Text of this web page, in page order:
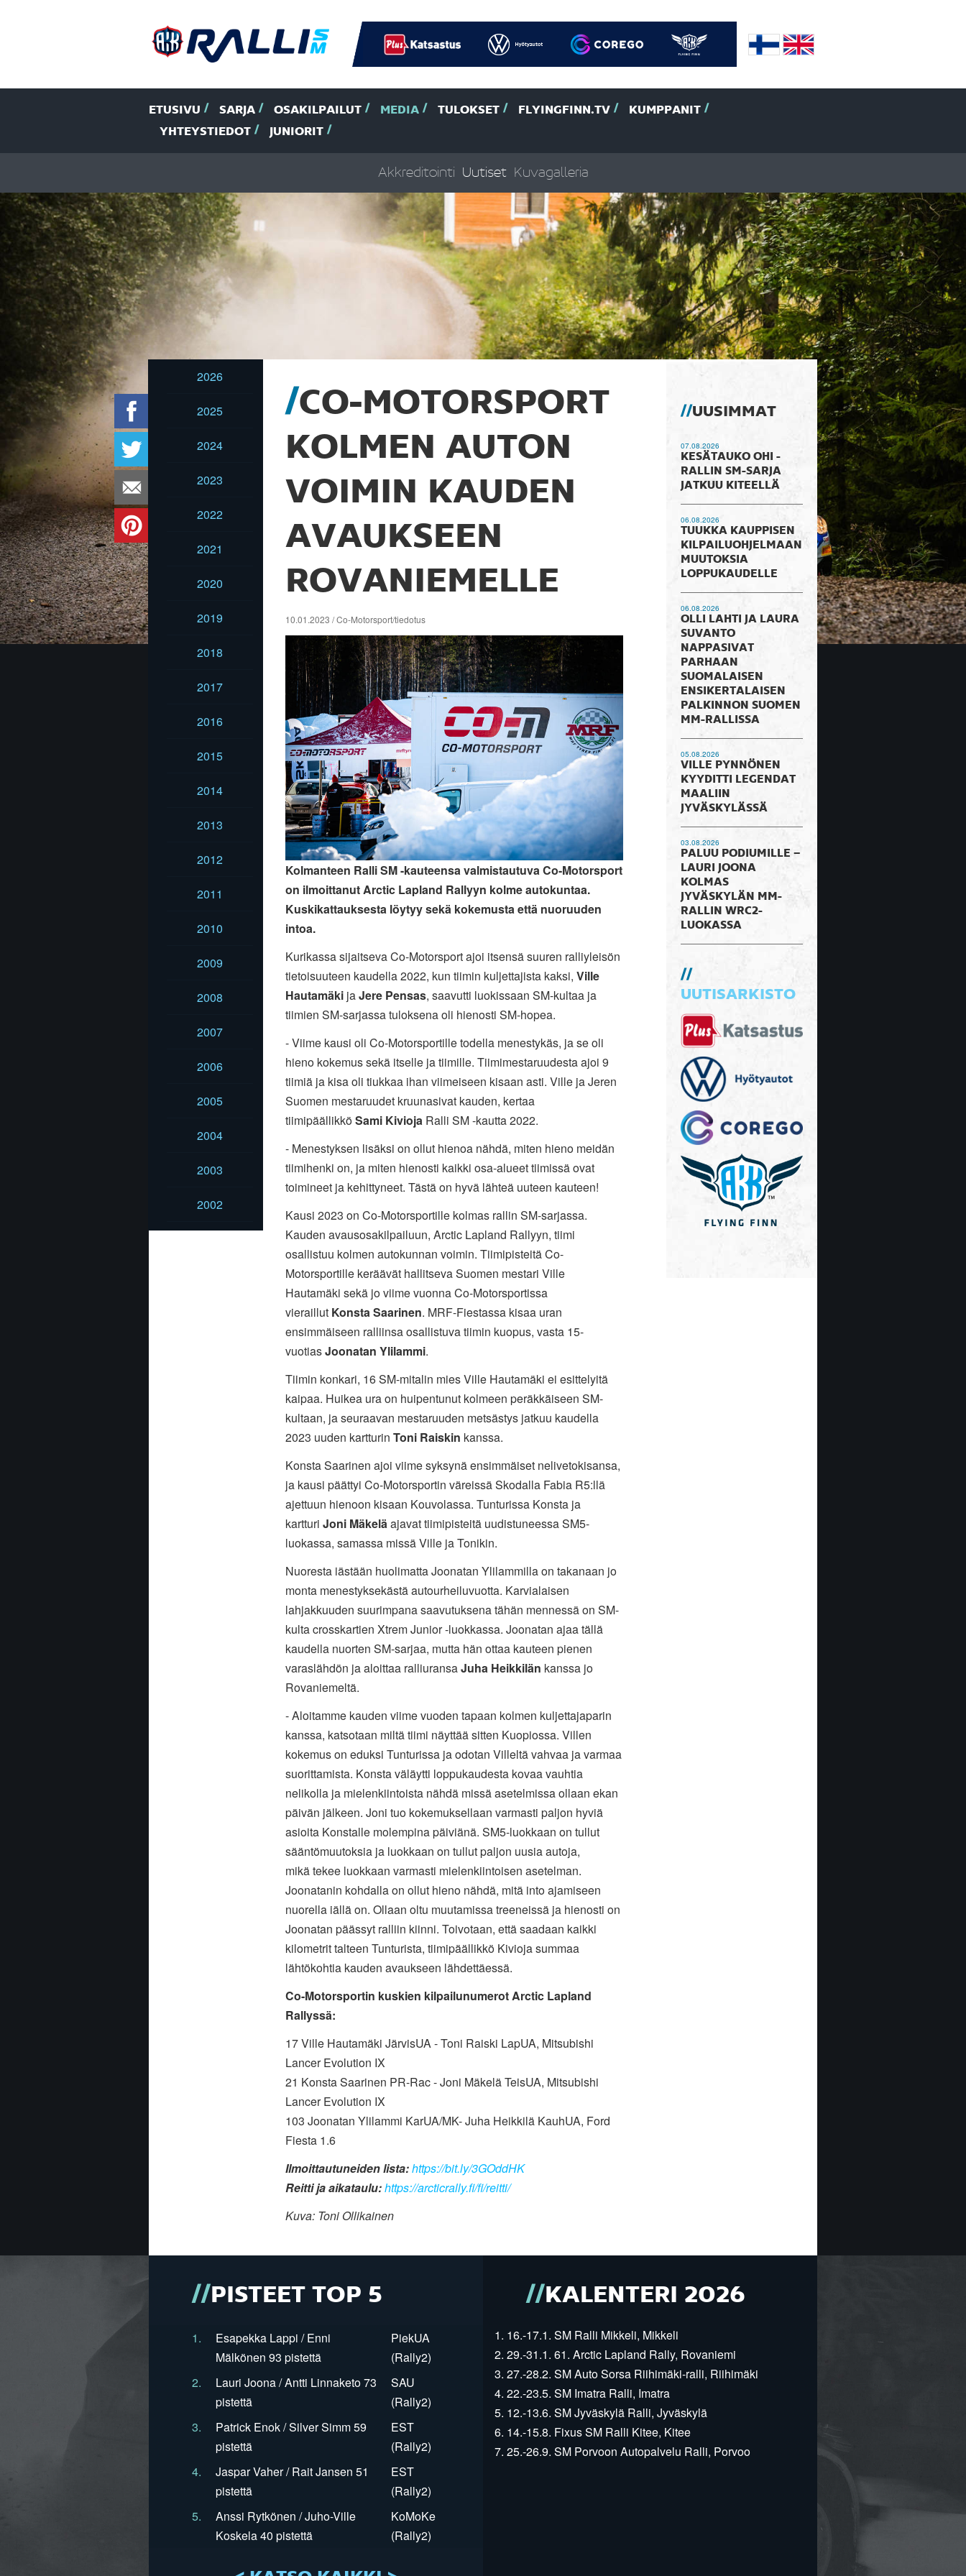
ETUSIVU SARJA OSAKILPAILUT MEDIA TULOKSET FLYINGFINN.TV
KUMPPANIT
YHTEYSTIEDOT
JUNIORIT
Akkreditointi Uutiset Kuvagalleria
2026
2025
2024
2023
2022
2021
2020
2019
2018
2017
2016
2015
2014
2013
2012
2011
2010
2009
2008
2007
2006
2005
2004
2003
2002
CO-MOTORSPORT
KOLMEN AUTON
VOIMIN KAUDEN
AVAUKSEEN
ROVANIEMELLE
10.01.2023 / Co-Motorsport/tiedotus
Kolmanteen Ralli SM -kauteensa valmistautuva Co-Motorsport
on ilmoittanut Arctic Lapland Rallyyn kolme autokuntaa.
Kuskikattauksesta löytyy sekä kokemusta että nuoruuden
intoa.
Kurikassa sijaitsevaCo-Motorsport ajoi itsensä suuren ralliyleisön
tietoisuuteen kaudella 2022, kun tiimin kuljettajista kaksi, Ville
HautamäkijaJere Pensas, saavutti luokissaan SM-kultaa ja
tiimien SM-sarjassa tuloksena oli hienosti SM-hopea.
- Viime kausi oli Co-Motorsportille todella menestykäs, ja se oli
hieno kokemus sekä itselle ja tiimille. Tiimimestaruudesta ajoi 9
tiimiä ja kisa oli tiukkaa ihan viimeiseen kisaan asti. Ville ja Jeren
Suomen mestaruudet kruunasivat kauden, kertaa
tiimipäällikköSami Kivioja Ralli SM -kautta 2022.
- Menestyksen lisäksi on ollut hienoa nähdä, miten hieno meidän
tiimihenki on, ja miten hienosti kaikki osa-alueet tiimissä ovat
toimineet ja kehittyneet. Tästä on hyvä lähteä uuteen kauteen!
Kausi 2023 on Co-Motorsportille kolmas rallin SM-sarjassa.
Kauden avausosakilpailuun, Arctic Lapland Rallyyn, tiimi
osallistuu kolmen autokunnan voimin. Tiimipisteitä Co-
Motorsportille keräävät hallitseva Suomen mestari Ville
Hautamäki sekä jo viime vuonna Co-Motorsportissa
vieraillut Konsta Saarinen. MRF-Fiestassa kisaa uran
ensimmäiseen ralliinsa osallistuva tiimin kuopus, vasta 15-
vuotiasJoonatan Ylilammi.
Tiimin konkari, 16 SM-mitalin mies Ville Hautamäki ei esittelyitä
kaipaa. Huikea ura on huipentunut kolmeen peräkkäiseen SM-
kultaan, ja seuraavan mestaruuden metsästys jatkuu kaudella
2023 uuden kartturin Toni Raiskin kanssa.
Konsta Saarinen ajoi viime syksynä ensimmäiset nelivetokisansa,
ja kausi päättyi Co-Motorsportin väreissä Skodalla Fabia R5:llä
ajettuun hienoon kisaan Kouvolassa. Tunturissa Konsta ja
kartturi Joni Mäkelä ajavat tiimipisteitä uudistuneessa SM5-
luokassa, samassa missä Ville ja Tonikin.
Nuoresta iästään huolimatta Joonatan Ylilammilla on takanaan jo
monta menestyksekästä autourheiluvuotta. Karvialaisen
lahjakkuuden suurimpana saavutuksena tähän mennessä on SM-
kulta crosskartien Xtrem Junior -luokkassa. Joonatan ajaa tällä
kaudella nuorten SM-sarjaa, mutta hän ottaa kauteen pienen
varaslähdön ja aloittaa ralliuransaJuha Heikkilän kanssa jo
Rovaniemeltä.
- Aloitamme kauden viime vuoden tapaan kolmen kuljettajaparin
kanssa, katsotaan miltä tiimi näyttää sitten Kuopiossa. Villen
kokemus on eduksi Tunturissa ja odotan Villeltä vahvaa ja varmaa
suorittamista. Konsta väläytti loppukaudesta kovaa vauhtia
nelikolla ja mielenkiintoista nähdä missä asetelmissa ollaan ekan
päivän jälkeen. Joni tuo kokemuksellaan varmasti paljon hyviä
asioita Konstalle molempina päiviänä. SM5-luokkaan on tullut
sääntömuutoksia ja luokkaan on tullut paljon uusia autoja,
mikä tekee luokkaan varmasti mielenkiintoisen asetelman.
Joonatanin kohdalla on ollut hieno nähdä, mitä into ajamiseen
nuorella iällä on. Ollaan oltu muutamissa treeneissä ja hienosti on
Joonatan päässyt ralliin kiinni. Toivotaan, että saadaan kaikki
kilometrit talteen Tunturista, tiimipäällikkö Kivioja summaa
lähtökohtia kauden avaukseen lähdettäessä.
Co-Motorsportin kuskien kilpailunumerot Arctic Lapland
Rallyssä:
17 Ville Hautamäki JärvisUA - Toni Raiski LapUA, Mitsubishi
Lancer Evolution IX
21 Konsta Saarinen PR-Rac - Joni Mäkelä TeisUA, Mitsubishi
Lancer Evolution IX
103 Joonatan Ylilammi KarUA/MK- Juha Heikkilä KauhUA, Ford
Fiesta 1.6
Ilmoittautuneiden lista:https://bit.ly/3GOddHK
Reitti ja aikataulu:https://arcticrally.fi/fi/reitti/
Kuva: Toni Ollikainen
UUSIMMAT
07.08.2026
KESÄTAUKO OHI -
RALLIN SM-SARJA
JATKUU KITEELLÄ
06.08.2026
TUUKKA KAUPPISEN
KILPAILUOHJELMAAN
MUUTOKSIA
LOPPUKAUDELLE
06.08.2026
OLLI LAHTI JA LAURA
SUVANTO
NAPPASIVAT
PARHAAN
SUOMALAISEN
ENSIKERTALAISEN
PALKINNON SUOMEN
MM-RALLISSA
05.08.2026
VILLE PYNNÖNEN
KYYDITTI LEGENDAT
MAALIIN
JYVÄSKYLÄSSÄ
03.08.2026
PALUU PODIUMILLE –
LAURI JOONA
KOLMAS
JYVÄSKYLÄN MM-
RALLIN WRC2-
LUOKASSA
UUTISARKISTO
PISTEET TOP 5
1.
Esapekka Lappi / Enni
Mälkönen 93 pistettä
PiekUA
(Rally2)
2.
Lauri Joona / Antti Linnaketo 73
pistettä
SAU
(Rally2)
3.
Patrick Enok / Silver Simm 59
pistettä
EST
(Rally2)
4.
Jaspar Vaher / Rait Jansen 51
pistettä
EST
(Rally2)
5.
Anssi Rytkönen / Juho-Ville
Koskela 40 pistettä
KoMoKe
(Rally2)
KALENTERI 2026
1. 16.-17.1. SM Ralli Mikkeli, Mikkeli
2. 29.-31.1. 61. Arctic Lapland Rally, Rovaniemi
3. 27.-28.2. SM Auto Sorsa Riihimäki-ralli, Riihimäki
4. 22.-23.5. SM Imatra Ralli, Imatra
5. 12.-13.6. SM Jyväskylä Ralli, Jyväskylä
6. 14.-15.8. Fixus SM Ralli Kitee, Kitee
7. 25.-26.9. SM Porvoon Autopalvelu Ralli, Porvoo